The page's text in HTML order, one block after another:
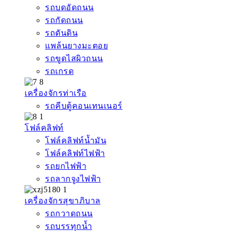
รถบดอัดถนน
รถกัดถนน
รถดันดิน
แพล้นยางมะตอย
รถขูดไสผิวถนน
รถเกรด
เครื่องจักรท่าเรือ
รถคีบตู้คอนเทนเนอร์
โฟล์คลิฟท์
โฟล์คลิฟท์น้ำมัน
โฟล์คลิฟท์ไฟฟ้า
รถยกไฟฟ้า
รถลากจูงไฟฟ้า
เครื่องจักรสุขาภิบาล
รถกวาดถนน
รถบรรทุกน้ำ